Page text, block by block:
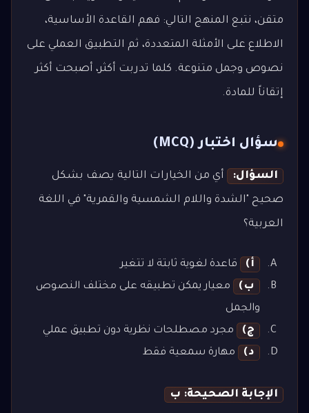
متقن، نتبع المنهج التالي: فهم القاعدة الأساسية،
الاطلاع على الأمثلة المتعددة، ثم التطبيق العملي على
نصوص وجمل متنوعة. كلما تدربت أكثر، أصبحت أكثر
إتقاناً للمادة.
سؤال اختبار (MCQ)
السؤال: أي من الخيارات التالية يصف بشكل
صحيح "الشدة واللام الشمسية والقمرية" في اللغة
العربية؟
أ)
قاعدة لغوية ثابتة لا تتغير
ب)
معيار يمكن تطبيقه على مختلف النصوص
والجمل
ج)
مجرد مصطلحات نظرية دون تطبيق عملي
د)
مهارة سمعية فقط
الإجابة الصحيحة: ب